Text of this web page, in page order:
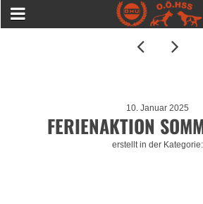
10. Januar 2025
FERIENAKTION
erstellt in der Kategorie: